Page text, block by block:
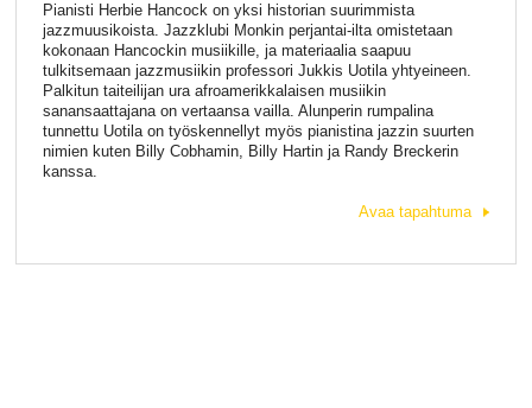
Pianisti Herbie Hancock on yksi historian suurimmista
jazzmuusikoista. Jazzklubi Monkin perjantai-ilta omistetaan
kokonaan Hancockin musiikille, ja materiaalia saapuu
tulkitsemaan jazzmusiikin professori Jukkis Uotila yhtyeineen.
Palkitun taiteilijan ura afroamerikkalaisen musiikin
sanansaattajana on vertaansa vailla. Alunperin rumpalina
tunnettu Uotila on työskennellyt myös pianistina jazzin suurten
nimien kuten Billy Cobhamin, Billy Hartin ja Randy Breckerin
kanssa.
Avaa tapahtuma